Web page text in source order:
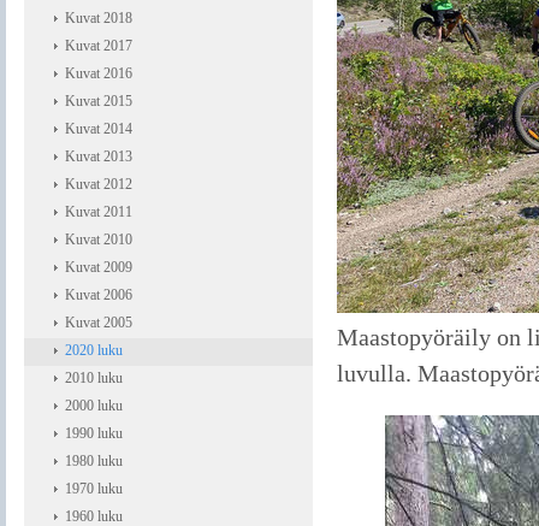
Maastopyöräily on
luvulla.
Kuvat 2018
Kuvat 2017
Kuvat 2016
Kuvat 2015
Kuvat 2014
Kuvat 2013
Kuvat 2012
Kuvat 2011
Kuvat 2010
Kuvat 2009
Kuvat 2006
Kuvat 2005
2020 luku
2010 luku
2000 luku
1990 luku
1980 luku
1970 luku
1960 luku